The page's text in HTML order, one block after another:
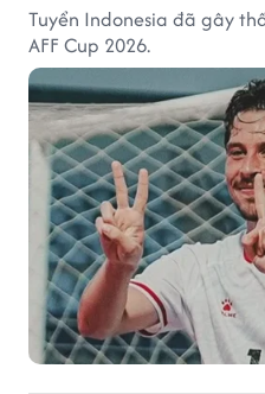
Tuyển Indonesia đã gây
AFF Cup 2026.